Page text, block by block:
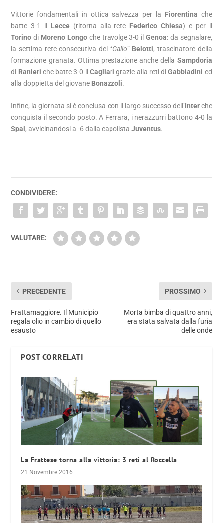
Vittorie fondamentali in ottica salvezza per la Fiorentina che
batte 3-1 il Lecce(ritorna alla rete Federico Chiesa) e per il
Torino di Moreno Longoche travolge 3-0 il Genoa: da segnalare,
la settima rete consecutiva del “Gallo” Belotti, trascinatore della
formazione granata. Ottima prestazione anche della Sampdoria
di Ranieri che batte 3-0 il Cagliari grazie alla reti diGabbiadini ed
alla doppietta del giovane Bonazzoli.
Infine, la giornata si è conclusa con il largo successo dell’Interche
conquista il secondo posto. A Ferrara, i nerazzurri battono 4-0 la
Spal , avvicinandosi a -6 dalla capolistaJuventus.
CONDIVIDERE:
VALUTARE:
PRECEDENTE
Frattamaggiore. Il Municipio
regala olio in cambio di quello
esausto
PROSSIMO
Morta bimba di quattro anni,
era stata salvata dalla furia
delle onde
POST CORRELATI
La Frattese torna alla vittoria: 3 reti al Roccella
21 Novembre 2016